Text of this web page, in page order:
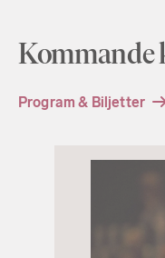
Kommande
Program & Biljetter